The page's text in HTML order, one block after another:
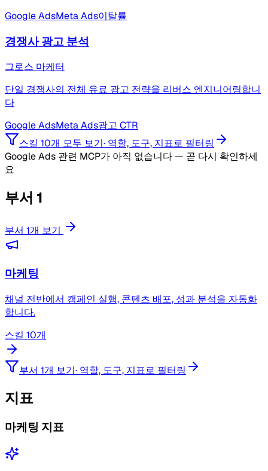
Google AdsMeta Ads이탈률
경쟁사 광고 분석
그로스 마케터
단일 경쟁사의 전체 유료 광고 전략을 리버스 엔지니어링합니
다
Google AdsMeta Ads광고 CTR
스킬 10개 모두 보기· 역할, 도구, 지표로 필터링
Google Ads 관련 MCP가 아직 없습니다 — 곧 다시 확인하세
요
부서 1
부서 1개 보기
마케팅
채널 전반에서 캠페인 실행, 콘텐츠 배포, 성과 분석을 자동화
합니다.
스킬 10개
부서 1개 보기· 역할, 도구, 지표로 필터링
지표
마케팅 지표